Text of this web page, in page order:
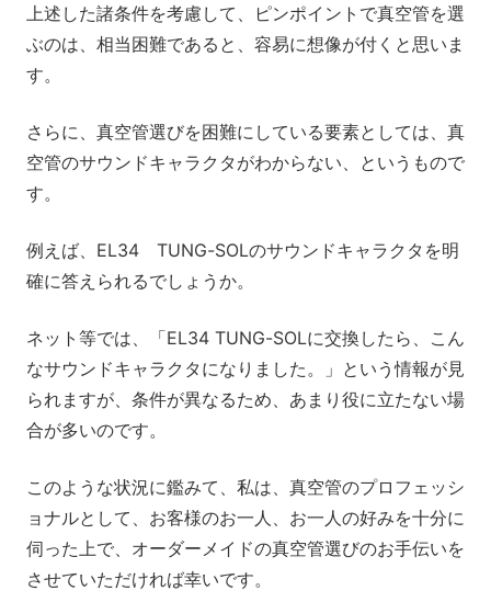
上述した諸条件を考慮して、ピンポイントで真空管を選
ぶのは、相当困難であると、容易に想像が付くと思いま
す。
さらに、真空管選びを困難にしている要素としては、真
空管のサウンドキャラクタがわからない、というもので
す。
例えば、EL34 TUNG-SOLのサウンドキャラクタを明
確に答えられるでしょうか。
ネット等では、「EL34 TUNG-SOLに交換したら、こん
なサウンドキャラクタになりました。」という情報が見
られますが、条件が異なるため、あまり役に立たない場
合が多いのです。
このような状況に鑑みて、私は、真空管のプロフェッシ
ョナルとして、お客様のお一人、お一人の好みを十分に
伺った上で、オーダーメイドの真空管選びのお手伝いを
させていただければ幸いです。